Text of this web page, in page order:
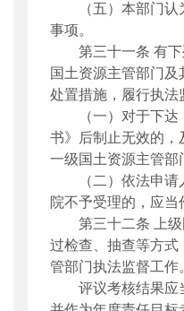
（五）本部门
事项。
第三十一条 有
国土资源主管部门
处置措施，履行执法
（一） 对于下达
书》后制止无效的，
一级国土资源主管部
（二） 依法申请
院不予受理的，应当
第三十二条
上
过检查、抽查等方式
管部门执法监督工作
评议考核结果应